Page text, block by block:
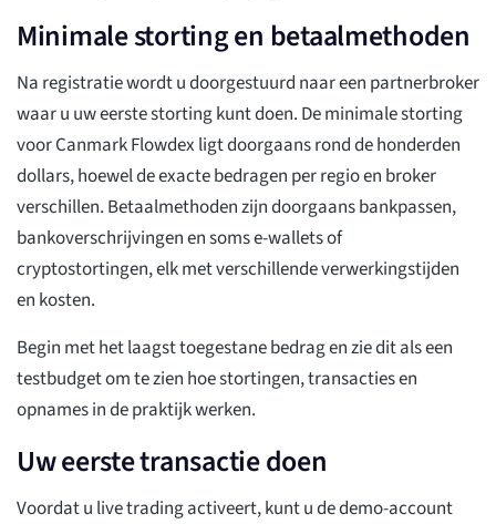
Minimale storting en betaalmethoden
Na registratie wordt u doorgestuurd naar een partnerbroker
waar u uw eerste storting kunt doen. De minimale storting
voor Canmark Flowdex ligt doorgaans rond de honderden
dollars, hoewel de exacte bedragen per regio en broker
verschillen. Betaalmethoden zijn doorgaans bankpassen,
bankoverschrijvingen en soms e-wallets of
cryptostortingen, elk met verschillende verwerkingstijden
en kosten.
Begin met het laagst toegestane bedrag en zie dit als een
testbudget om te zien hoe stortingen, transacties en
opnames in de praktijk werken.
Uw eerste transactie doen
Voordat u live trading activeert, kunt u de demo-account